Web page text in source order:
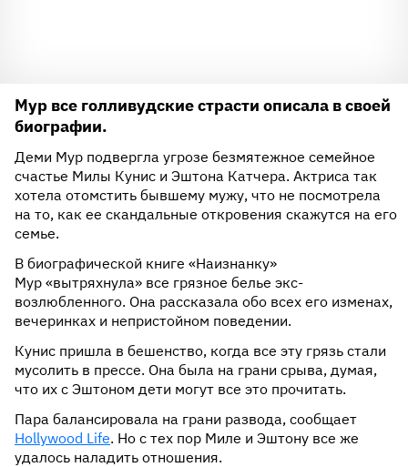
Мур все голливудские страсти описала в своей
биографии.
Деми Мур подвергла угрозе безмятежное семейное
счастье Милы Кунис и Эштона Катчера. Актриса так
хотела отомстить бывшему мужу, что не посмотрела
на то, как ее скандальные откровения скажутся на его
семье.
В биографической книге «Наизнанку»
Мур «вытряхнула» все грязное белье экс-
возлюбленного. Она рассказала обо всех его изменах,
вечеринках и непристойном поведении.
Кунис пришла в бешенство, когда все эту грязь стали
мусолить в прессе. Она была на грани срыва, думая,
что их с Эштоном дети могут все это прочитать.
Пара балансировала на грани развода, сообщает
Hollywood Life. Но с тех пор Миле и Эштону все же
удалось наладить отношения.